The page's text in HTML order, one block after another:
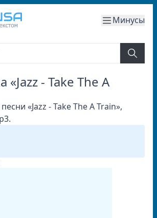
Минусы
«Jazz - Take The A
«Jazz - Take The A Train»,